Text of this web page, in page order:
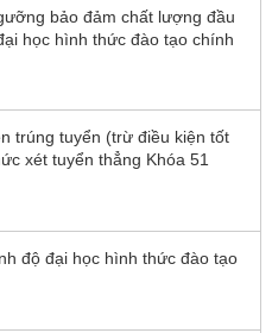
bảo đảm chất lượng đầu
học hình thức đào tạo chính
trúng tuyển (trừ điều kiện tốt
xét tuyển thẳng Khóa 51
độ đại học hình thức đào tạo